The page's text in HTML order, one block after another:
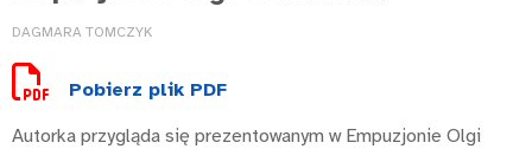
DAGMARA TOMCZYK
Pobierz plik PDF
Autorka przygląda się prezentowanym w Empuzjonie Olgi